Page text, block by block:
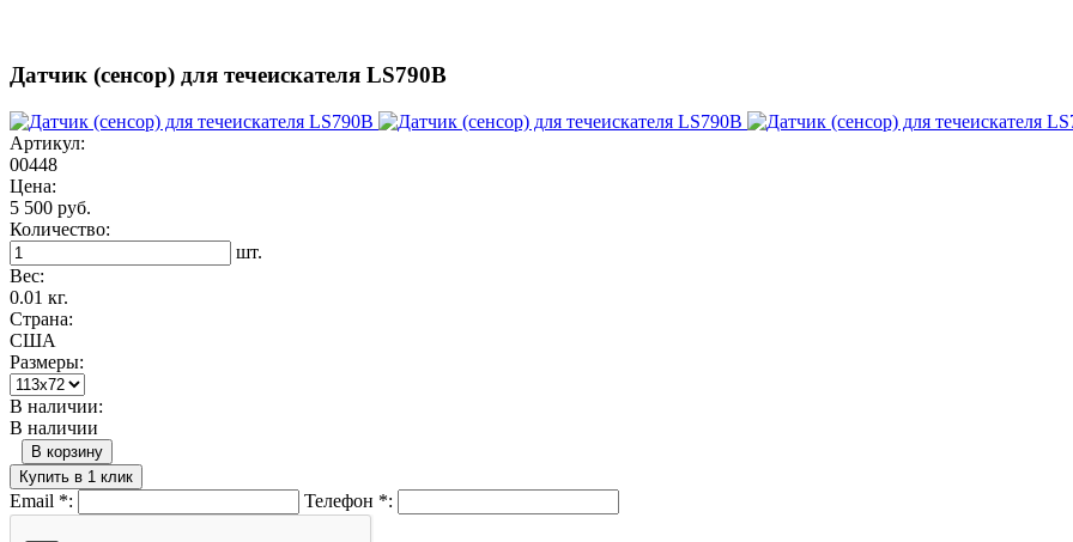
Датчик (сенсор) для течеискателя LS790B
Артикул:
00448
Цена:
5 500 руб.
Количество:
шт.
Вес:
0.01 кг.
Страна:
США
Размеры:
В наличии:
В наличии
В корзину
Купить в 1 клик
Email *: Телефон *: